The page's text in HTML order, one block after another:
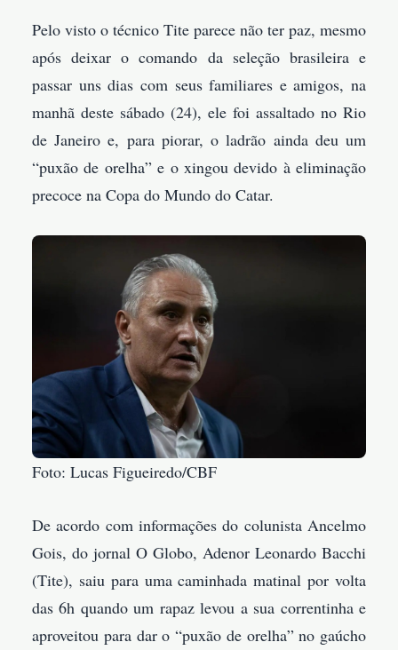
Pelo visto o técnico Tite parece não ter paz, mesmo
após deixar o comando da seleção brasileira e
passar uns dias com seus familiares e amigos, na
manhã deste sábado (24), ele foi assaltado no Rio
de Janeiro e, para piorar, o ladrão ainda deu um
“puxão de orelha” e o xingou devido à eliminação
precoce na Copa do Mundo do Catar.
Foto: Lucas Figueiredo/CBF
De acordo com informações do colunista Ancelmo
Gois, do jornal O Globo, Adenor Leonardo Bacchi
(Tite), saiu para uma caminhada matinal por volta
das 6h quando um rapaz levou a sua correntinha e
aproveitou para dar o “puxão de orelha” no gaúcho